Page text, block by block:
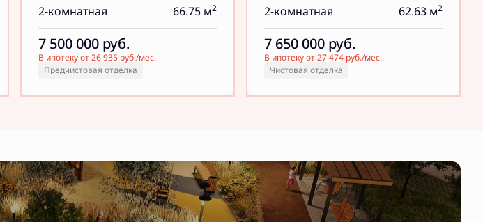
2-комнатная 66.75 м2
7 500 000 руб.
В ипотеку от 26 935 руб./мес.
Предчистовая отделка
2-комнатная 62.63 м2
7 650 000 руб.
В ипотеку от 27 474 руб./мес.
Чистовая отделка